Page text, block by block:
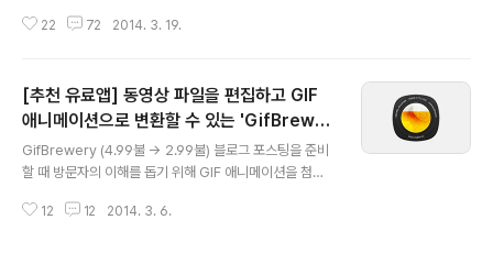
니라, 로컬 디스크를 사용하지 않아도 되는 마운트 방식의
GB의 온라인 스토리지 용량을 제공하지만 간단한 미션 수
행 후 스토리지 용량을 최대 10GB까지 늘릴 수 있습니다.
또한 개별 파일에 대한 크기 제한이 없어 간단한 스크린 샷
공유 뿐만 아니라 데이터 백업, 대용량 파일 전송 등 다방면
eoSpace' 입니다. 손쉬운 파일 공유 ZeoSpace로 파일
22 72 2014. 3. 19.
[추천 유료앱] 동영상 파일을 편집하고 GIF
애니메이션으로 변환할 수 있는 'GifBrewer
y'
GifBrewery (4.99불 → 2.99불) 블로그 포스팅을 준비
할 때 방문자의 이해를 돕기 위해 GIF 애니메이션을 첨부
어려운 동작을 쉽게 표현할 수 있고, 로딩 과정이 없어 보는
12 12 2014. 3. 6.